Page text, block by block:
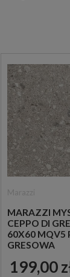
MARAZZI
CEPPO DI
60X60 MQV5
GRESOWA
199,00